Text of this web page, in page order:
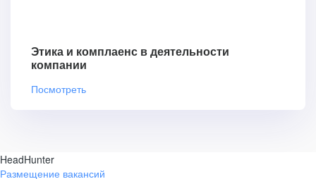
Этика и комплаенс в деятельности
компании
Посмотреть
HeadHunter
Размещение вакансий